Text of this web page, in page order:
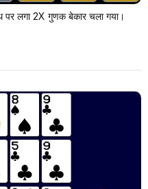
लगा 2X गुणक बेकार चला गया।